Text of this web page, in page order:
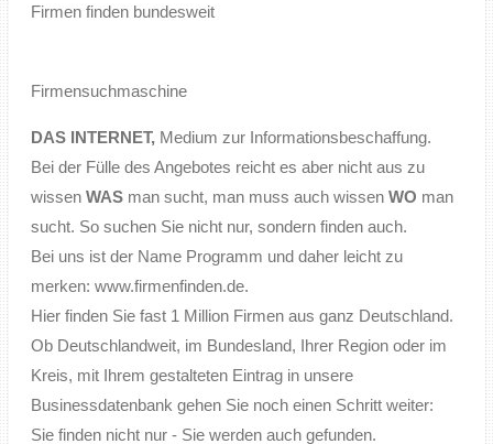
Firmen finden bundesweit
Firmensuchmaschine
DAS INTERNET,Medium zur Informationsbeschaffung.
Bei der Fülle des Angebotes reicht es aber nicht aus zu
wissen WASman sucht, man muss auch wissen WO man
sucht. So suchen Sie nicht nur, sondern finden auch.
Bei uns ist der Name Programm und daher leicht zu
merken: www.firmenfinden.de.
Hier finden Sie fast 1 Million Firmen aus ganz Deutschland.
Ob Deutschlandweit, im Bundesland, Ihrer Region oder im
Kreis, mit Ihrem gestalteten Eintrag in unsere
Businessdatenbank gehen Sie noch einen Schritt weiter:
Sie finden nicht nur - Sie werden auch gefunden.